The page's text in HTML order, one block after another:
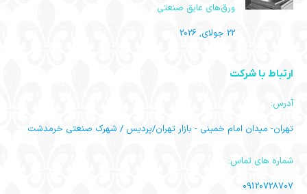
ورق‌های عایق صنعتی
22 جولای, 2026
ارتباط با شرکت
آدرس:
تهران- میدان امام خمینی - بازار تهران/پردیس / شهرک صنعتی خرمدشت
شماره های تماس:
09120728707